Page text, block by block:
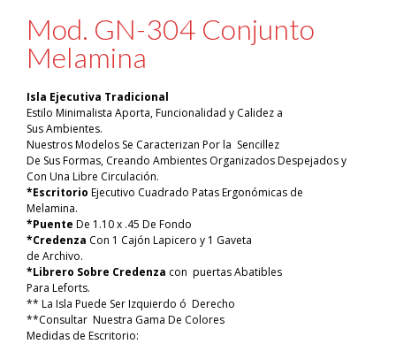
Mod. GN-304 Conjunto
Melamina
Isla Ejecutiva Tradicional
Estilo Minimalista Aporta, Funcionalidad y Calidez a
Sus Ambientes.
Nuestros Modelos Se Caracterizan Por la Sencillez
De Sus Formas, Creando Ambientes Organizados Despejados y
Con Una Libre Circulación.
*Escritorio Ejecutivo Cuadrado Patas Ergonómicas de
Melamina.
*Puente De 1.10 x .45 De Fondo
*Credenza Con 1 Cajón Lapicero y 1 Gaveta
de Archivo.
*Librero Sobre Credenza con puertas Abatibles
Para Leforts.
** La Isla Puede Ser Izquierdo ó Derecho
**Consultar Nuestra Gama De Colores
Medidas de Escritorio: